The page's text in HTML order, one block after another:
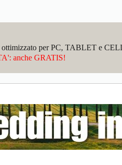
ottimizzato per PC, TABLET e
anche GRATIS!